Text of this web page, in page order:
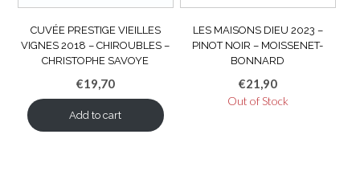
CUVÉE PRESTIGE VIEILLES
VIGNES 2018 – CHIROUBLES –
CHRISTOPHE SAVOYE
€19,70
Add to cart
LES MAISONS DIEU 2023 –
PINOT NOIR – MOISSENET-
BONNARD
€21,90
Out of Stock